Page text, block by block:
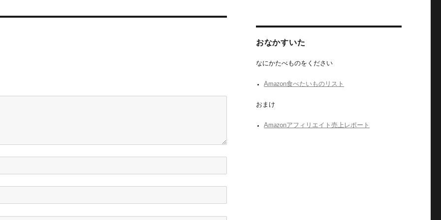
おなかすいた
なにかたべものをください
Amazon食べたいものリスト
おまけ
Amazonアフィリエイト売上レポート